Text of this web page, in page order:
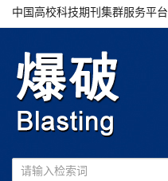
中国高校科技期刊集群服务平台